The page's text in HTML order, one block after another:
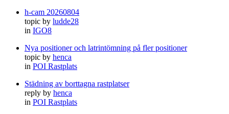
h-cam 20260804
topic by ludde28
in IGO8
Nya positioner och latrintömning på fler positioner
topic by henca
in POI Rastplats
Städning av borttagna rastplatser
reply by henca
in POI Rastplats